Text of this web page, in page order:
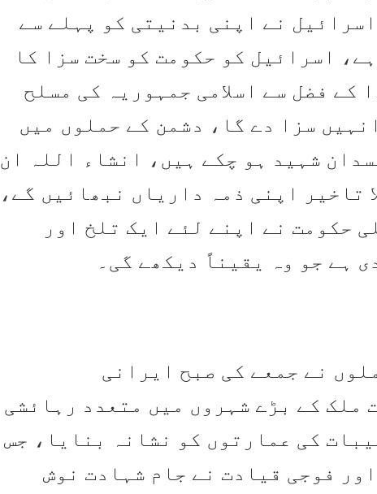
اسرائیل نے اپنی بدنیتی کو پہلے سے
اسرائیل کو حکومت کو سخت سزا کا
کے فضل سے اسلامی جمہوریہ کی مسلح
سزا دے گا، دشمن کے حملوں میں
شہید ہو چکے ہیں، انشاء اللہ ان
تاخیر اپنی ذمہ داریاں نبھائیں گے،
حکومت نے اپنے لئے ایک تلخ اور
ہے جو وہ یقیناً دیکھے گی۔
نے جمعے کی صبح ایرانی
ملک کے بڑے شہروں میں متعدد رہائشی
کی عمارتوں کو نشانہ بنایا، جس
فوجی قیادت نے جام شہادت نوش